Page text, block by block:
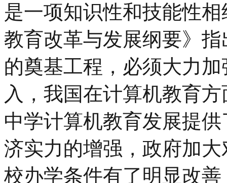
是一项知识性和技能性
教育改革与发展纲要》
的奠基工程，必须大力
入，我国在计算机教育
中学计算机教育发展提
济实力的增强，政府加
校办学条件有了明显改